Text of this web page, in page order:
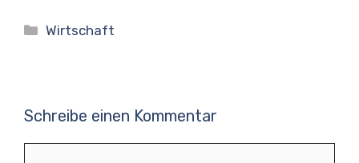
Kategorien
Wirtschaft
Schreibe einen Kommentar